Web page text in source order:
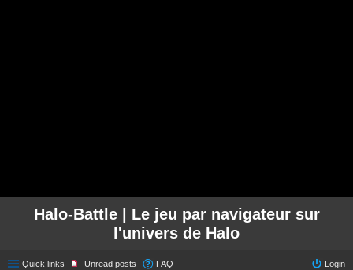
Halo-Battle | Le jeu par navigateur sur
l'univers de Halo
Quick links Unread posts FAQ Login